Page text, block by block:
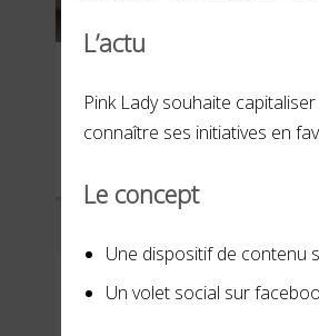
L’actu
Pink Lady souhaite
connaître ses initiatives en
Le concept
Une dispositif de contenu
Un volet social sur